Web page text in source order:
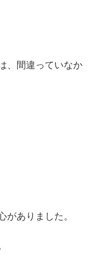
、間違っていなか
がありました。